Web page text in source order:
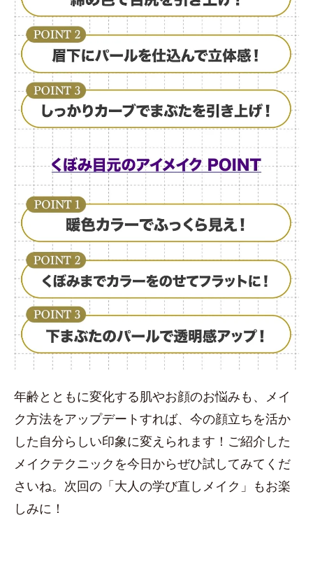
年齢とともに変化する肌やお顔のお悩みも、メイ
ク方法をアップデートすれば、今の顔立ちを活か
した自分らしい印象に変えられます！ご紹介した
メイクテクニックを今日からぜひ試してみてくだ
さいね。次回の「大人の学び直しメイク」もお楽
しみに！